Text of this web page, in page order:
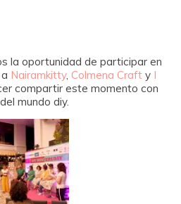
la oportunidad de participar en
Nairamkitty, Colmena Craft y I
compartir este momento con
mundo diy.